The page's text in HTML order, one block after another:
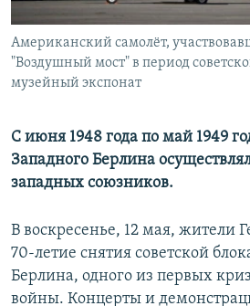
Американский самолёт,
"Воздушный мост" в период
музейный экспонат
С июня 1948 года по май 1949
Западного Берлина
западных союзников.
В воскресенье, 12 мая, жители
70-летие снятия советской
Берлина, одного из первых
войны. Концерты и